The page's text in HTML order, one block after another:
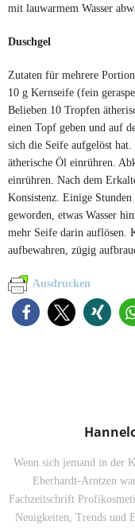
mit lauwarmem Wasser
Duschgel
Zutaten für mehrere
10 g Kernseife (fein
Belieben 10 Tropfen
einen Topf geben und auf
sich die Seife aufgelöst
ätherische Öl einrühren.
einrühren. Nach dem
Konsistenz. Einige Stunden
geworden, etwas Wasser
mehr Seife darin auflösen.
aufbewahren, zügig
Ausdrucken
Wenn sich jemand in der
Eberhardt-Arntzen
Fachzeitschrift
Neuigkeiten, Trends und